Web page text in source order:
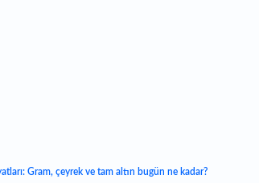
Gram, çeyrek ve tam altın bugün ne kadar?